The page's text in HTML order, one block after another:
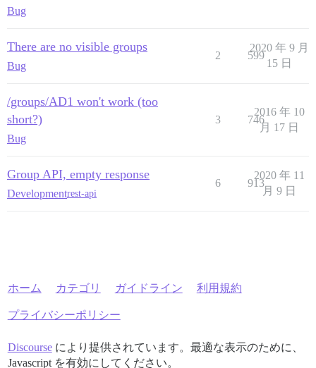
Bug
There are no visible groups
Bug
2 599
2020 年 9 月
15 日
/groups/AD1 won't work (too
short?)
Bug
3 746
2016 年 10
月 17 日
Group API, empty response
Developmentrest-api
6 913
2020 年 11
月 9 日
ホーム カテゴリ ガイドライン 利用規約
プライバシーポリシー
Discourseにより提供されています。最適な表示のために、
Javascript を有効にしてください。